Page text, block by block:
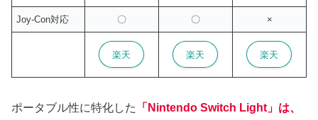
Joy-Con対応 〇 〇 ×
楽天 楽天 楽天
ポータブル性に特化した
「Nintendo Switch Light」は、